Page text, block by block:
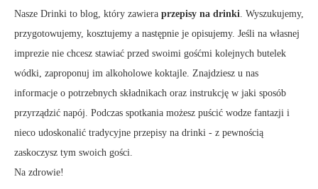
Nasze Drinki to blog, który zawiera przepisy na drinki. Wyszukujemy,
przygotowujemy, kosztujemy a następnie je opisujemy. Jeśli na własnej
imprezie nie chcesz stawiać przed swoimi gośćmi kolejnych butelek
wódki, zaproponuj im alkoholowe koktajle. Znajdziesz u nas
informacje o potrzebnych składnikach oraz instrukcję w jaki sposób
przyrządzić napój. Podczas spotkania możesz puścić wodze fantazji i
nieco udoskonalić tradycyjne przepisy na drinki - z pewnością
zaskoczysz tym swoich gości.
Na zdrowie!